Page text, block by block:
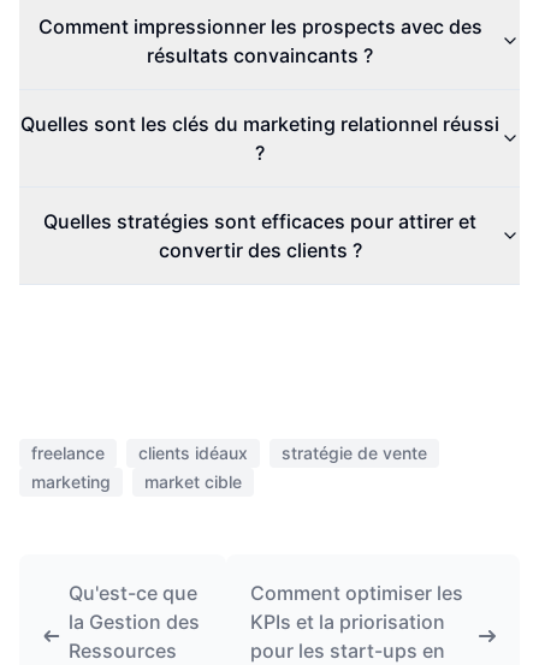
Comment impressionner les prospects avec des
résultats convaincants ?
Quelles sont les clés du marketing relationnel réussi
?
Quelles stratégies sont efficaces pour attirer et
convertir des clients ?
freelance clients idéaux
stratégie de vente
marketing
market cible
Qu'est-ce que
la Gestion des
Ressources
Comment optimiser les
KPIs et la priorisation
pour les start-ups en